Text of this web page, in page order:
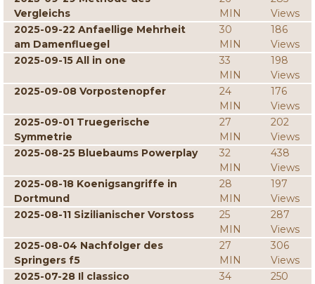
Vergleichs
MIN
Views
2025-09-22 Anfaellige Mehrheit
am Damenfluegel
30
MIN
186
Views
2025-09-15 All in one
33
MIN
198
Views
2025-09-08 Vorpostenopfer
24
MIN
176
Views
2025-09-01 Truegerische
Symmetrie
27
MIN
202
Views
2025-08-25 Bluebaums Powerplay
32
MIN
438
Views
2025-08-18 Koenigsangriffe in
Dortmund
28
MIN
197
Views
2025-08-11 Sizilianischer Vorstoss
25
MIN
287
Views
2025-08-04 Nachfolger des
Springers f5
27
MIN
306
Views
2025-07-28 Il classico
34
250